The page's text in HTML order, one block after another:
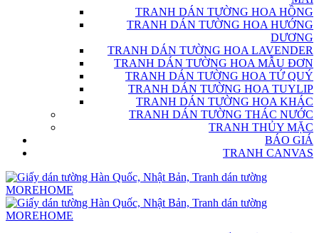
TRANH DÁN TƯỜNG HOA HỒNG
TRANH DÁN TƯỜNG HOA HƯỚNG
DƯƠNG
TRANH DÁN TƯỜNG HOA LAVENDER
TRANH DÁN TƯỜNG HOA MẪU ĐƠN
TRANH DÁN TƯỜNG HOA TỨ QUÝ
TRANH DÁN TƯỜNG HOA TUYLIP
TRANH DÁN TƯỜNG HOA KHÁC
TRANH DÁN TƯỜNG THÁC NƯỚC
TRANH THỦY MẶC
BÁO GIÁ
TRANH CANVAS